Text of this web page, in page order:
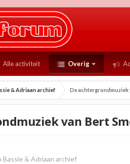
Alle activiteit Overig
& Adriaan archief De achtergrondmuziek
van Bert
Bassie & Adriaan archief